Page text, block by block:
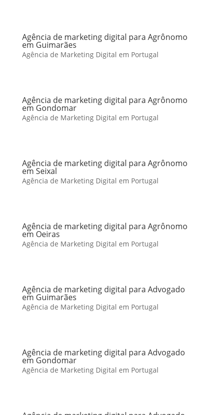
Agência de marketing digital para Agrônomo
em Guimarães
Agência de Marketing Digital em Portugal
Agência de marketing digital para Agrônomo
em Gondomar
Agência de Marketing Digital em Portugal
Agência de marketing digital para Agrônomo
em Seixal
Agência de Marketing Digital em Portugal
Agência de marketing digital para Agrônomo
em Oeiras
Agência de Marketing Digital em Portugal
Agência de marketing digital para Advogado
em Guimarães
Agência de Marketing Digital em Portugal
Agência de marketing digital para Advogado
em Gondomar
Agência de Marketing Digital em Portugal